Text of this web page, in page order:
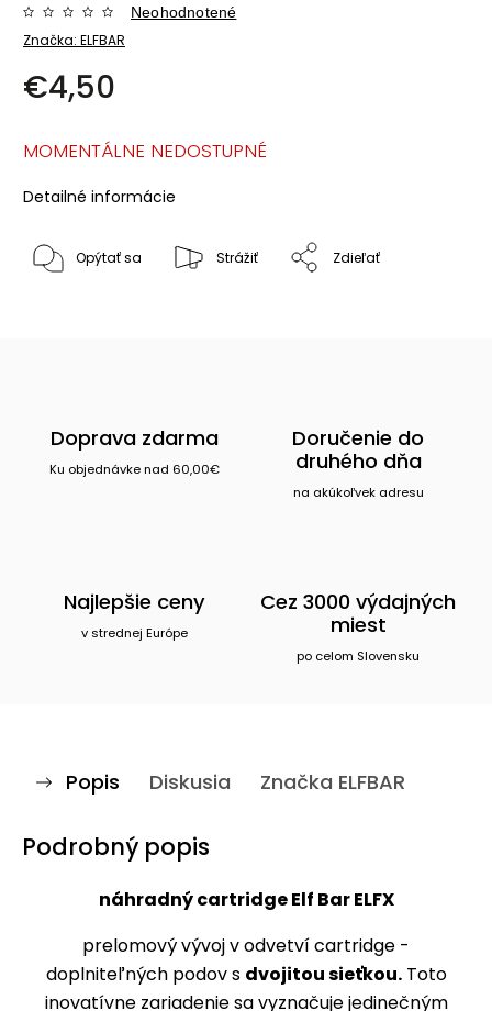
Značka: ELFBAR
Neohodnotené
€4,50
MOMENTÁLNE NEDOSTUPNÉ
Detailné informácie
Opýtať sa Strážiť Zdieľať
Doprava zdarma
Ku objednávke nad 60,00€
Doručenie do
druhého dňa
na akúkoľvek adresu
Najlepšie ceny
v strednej Európe
Cez 3000 výdajných
miest
po celom Slovensku
Popis Diskusia Značka ELFBAR
Podrobný popis
náhradný cartridge Elf Bar ELFX
prelomový vývoj v odvetví cartridge -
doplniteľných podov s dvojitou sieťkou.Toto
inovatívne zariadenie sa vyznačuje jedinečným